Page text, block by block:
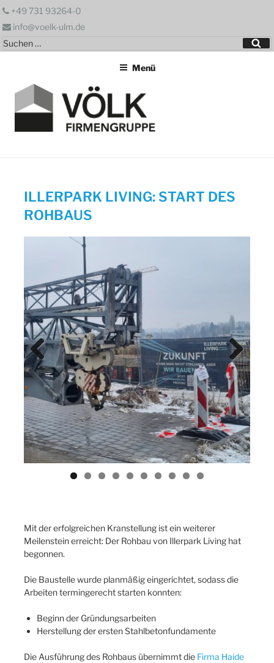
Zum
springen
+49 731 93264-0
info@voelk-ulm.de
Suchen
nach:
Menü
ILLERPARK LIVING: START DES
ROHBAUS
Previ
ous
Next
Mit der erfolgreichen Kranstellung ist ein weiterer
Meilenstein erreicht: Der Rohbau von Illerpark Living hat
begonnen.
Die Baustelle wurde planmäßig eingerichtet, sodass die
Arbeiten termingerecht starten konnten:
Beginn der Gründungsarbeiten
Herstellung der ersten Stahlbetonfundamente
Die Ausführung des Rohbaus übernimmt die Firma Haide